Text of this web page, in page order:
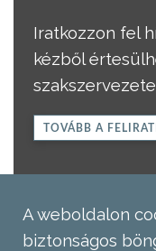
Iratkozzon fel
kézből
TOVÁBB A
A weboldalon
biztonságos